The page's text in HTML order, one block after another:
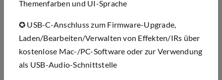
Themenfarben und UI-Sprache
✪ USB-C-Anschluss zum Firmware-Upgrade,
Laden/Bearbeiten/Verwalten von Effekten/IRs über
kostenlose Mac-/PC-Software oder zur Verwendung
als USB-Audio-Schnittstelle